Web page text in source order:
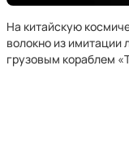
На китайскую
волокно из имитации
грузовым кораблем